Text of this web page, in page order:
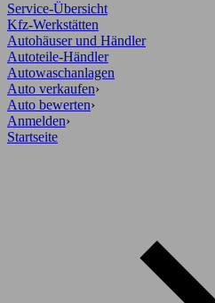
Service-Übersicht
Kfz-Werkstätten
Autohäuser und Händler
Autoteile-Händler
Autowaschanlagen
Auto verkaufen›
Auto bewerten›
Anmelden›
Startseite